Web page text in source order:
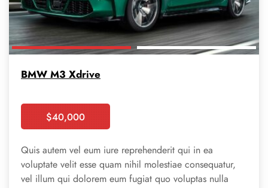
BMW M3 Xdrive
$40,000
Booking
Quis autem vel eum iure reprehenderit qui in ea
voluptate velit esse quam nihil molestiae consequatur,
vel illum qui dolorem eum fugiat quo voluptas nulla